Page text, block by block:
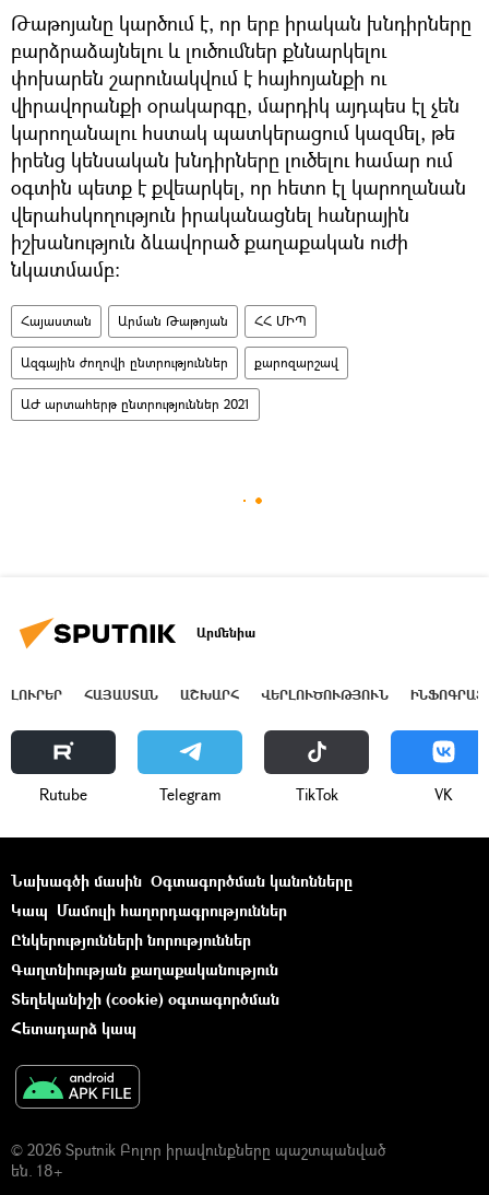
Թաթոյանը կարծում է, որ երբ իրական խնդիրները
բարձրաձայնելու և լուծումներ քննարկելու
փոխարեն շարունակվում է հայհոյանքի ու
վիրավորանքի օրակարգը, մարդիկ այդպես էլ չեն
կարողանալու հստակ պատկերացում կազմել, թե
իրենց կենսական խնդիրները լուծելու համար ում
օգտին պետք է քվեարկել, որ հետո էլ կարողանան
վերահսկողություն իրականացնել հանրային
իշխանություն ձևավորած քաղաքական ուժի
նկատմամբ:
Հայաստան Արման Թաթոյան ՀՀ ՄԻՊ
Ազգային ժողովի ընտրություններ քարոզարշավ
ԱԺ արտահերթ ընտրություններ 2021
Արմենիա
ԼՈՒՐԵՐ ՀԱՅԱՍՏԱՆ ԱՇԽԱՐՀ ՎԵՐԼՈՒԾՈՒԹՅՈՒՆ
Rutube Telegram ТikТоk VK
Նախագծի մասին Օգտագործման կանոնները
Կապ Մամուլի հաղորդագրություններ
Ընկերությունների նորություններ
Գաղտնիության քաղաքականություն
Տեղեկանիշի (cookie) օգտագործման
Հետադարձ կապ
© 2026 Sputnik Բոլոր իրավունքները պաշտպանված
են. 18+